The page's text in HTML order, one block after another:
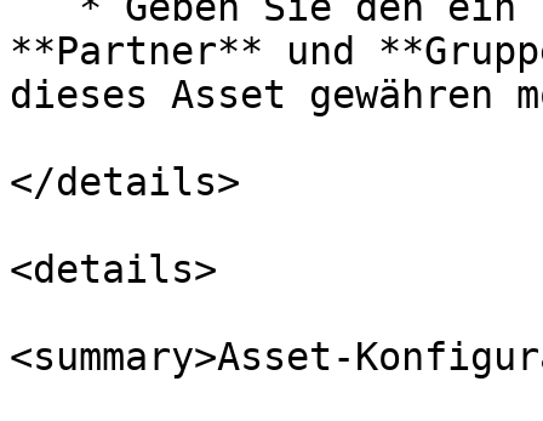
**Partner** und
dieses Asset gewähren
</details>
<details>
<summary>Asset-